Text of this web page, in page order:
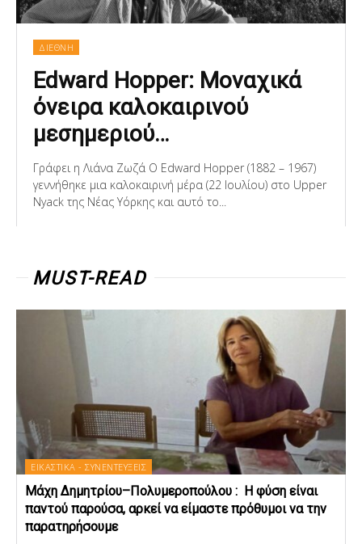
ΔΙΕΘΝΗ
Edward Hopper: Μοναχικά
όνειρα καλοκαιρινού
μεσημεριού…
Γράφει η Λιάνα Ζωζά Ο Edward Hopper (1882 – 1967)
γεννήθηκε μια καλοκαιρινή μέρα (22 Ιουλίου) στο Upper
Nyack της Νέας Υόρκης και αυτό το...
MUST-READ
ΕΙΚΑΣΤΙΚΑ - ΣΥΝΕΝΤΕΥΞΕΙΣ
Μάχη Δημητρίου–Πολυμεροπούλου : Η φύση είναι
παντού παρούσα, αρκεί να είμαστε πρόθυμοι να την
παρατηρήσουμε